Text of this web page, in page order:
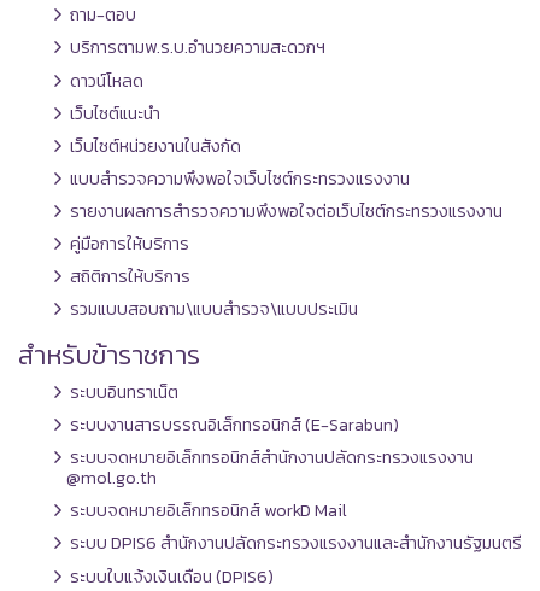
ถาม-ตอบ
บริการตามพ.ร.บ.อำนวยความสะดวกฯ
ดาวน์โหลด
เว็บไซต์แนะนำ
เว็บไซต์หน่วยงานในสังกัด
แบบสำรวจความพึงพอใจเว็บไซต์กระทรวงแรงงาน
รายงานผลการสำรวจความพึงพอใจต่อเว็บไซต์กระทรวงแรงงาน
คู่มือการให้บริการ
สถิติการให้บริการ
รวมแบบสอบถาม\แบบสำรวจ\แบบประเมิน
สำหรับข้าราชการ
ระบบอินทราเน็ต
ระบบงานสารบรรณอิเล็กทรอนิกส์ (E-Sarabun)
ระบบจดหมายอิเล็กทรอนิกส์สำนักงานปลัดกระทรวงแรงงาน
@mol.go.th
ระบบจดหมายอิเล็กทรอนิกส์ workD Mail
ระบบ DPIS6 สำนักงานปลัดกระทรวงแรงงานและสำนักงานรัฐมนตรี
ระบบใบแจ้งเงินเดือน (DPIS6)